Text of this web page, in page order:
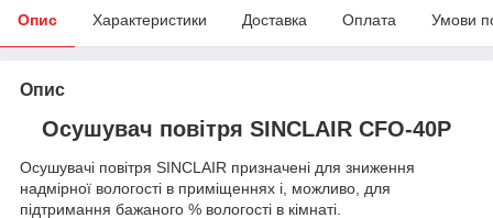
Опис Характеристики Доставка Оплата Умови
Опис
Осушувач повітря SINCLAIR CFO-40Р
Осушувачі повітря SINCLAIR призначені для зниження
надмірної вологості в приміщеннях і, можливо, для
підтримання бажаного % вологості в кімнаті.